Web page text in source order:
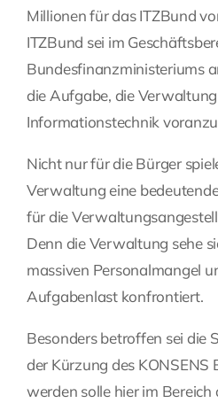
Millionen für das ITZBund
ITZBund sei im
Bundesfinanzministeriums
die Aufgabe, die
Informationstechnik
Nicht nur für die Bürger
Verwaltung eine
für die
Denn die Verwaltung sehe
massiven Personalmangel
Aufgabenlast konfrontiert.
Besonders betroffen sei die
der Kürzung des KONSENS
werden solle hier im Bereich